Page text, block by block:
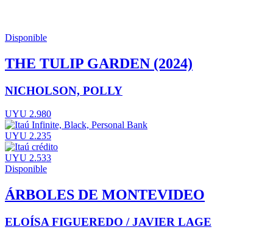
Disponible
THE TULIP GARDEN (2024)
NICHOLSON, POLLY
UYU 2.980
UYU 2.235
UYU 2.533
Disponible
ÁRBOLES DE MONTEVIDEO
ELOÍSA FIGUEREDO / JAVIER LAGE